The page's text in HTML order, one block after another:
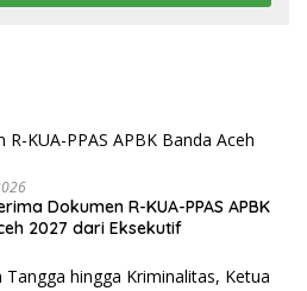
Dokumen R-KUA-PPAS APBK
2027 dari Eksekutif